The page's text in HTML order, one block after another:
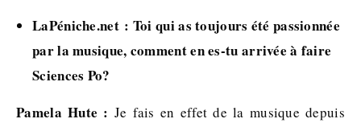
LaPéniche.net : Toi qui as toujours été passionnée
par la musique, comment en es-tu arrivée à faire
Sciences Po?
Pamela Hute : Je fais en effet de la musique depuis